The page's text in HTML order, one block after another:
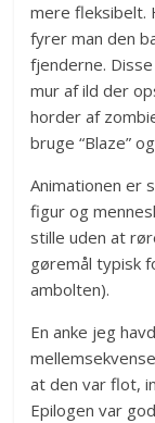
mere fleksibelt.
fyrer man den
fjenderne.
mur af ild der
horder af
bruge “Blaze”
Animationen er
figur og
stille uden at
gøremål typisk
ambolten).
En anke jeg
at den var flot,
Epilogen var